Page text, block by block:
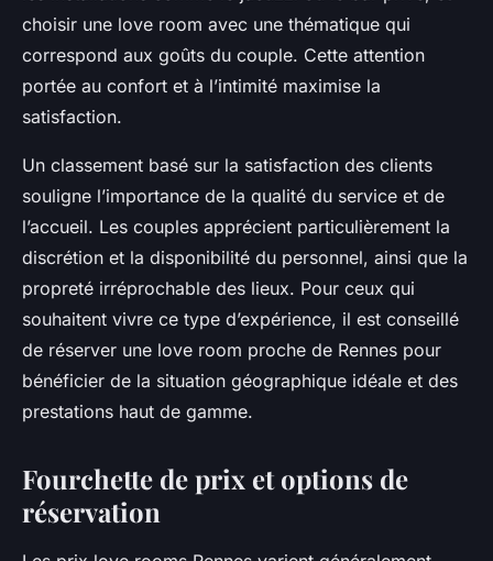
choisir une love room avec une thématique qui
correspond aux goûts du couple. Cette attention
portée au confort et à l’intimité maximise la
satisfaction.
Un classement basé sur la satisfaction des clients
souligne l’importance de la qualité du service et de
l’accueil. Les couples apprécient particulièrement la
discrétion et la disponibilité du personnel, ainsi que la
propreté irréprochable des lieux. Pour ceux qui
souhaitent vivre ce type d’expérience, il est conseillé
de réserver une love room proche de Rennes pour
bénéficier de la situation géographique idéale et des
prestations haut de gamme.
Fourchette de prix et options de
réservation